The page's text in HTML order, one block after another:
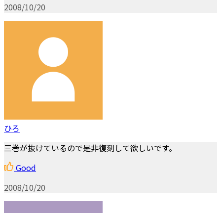
2008/10/20
ひろ
三巻が抜けているので是非復刻して欲しいです。
Good
2008/10/20